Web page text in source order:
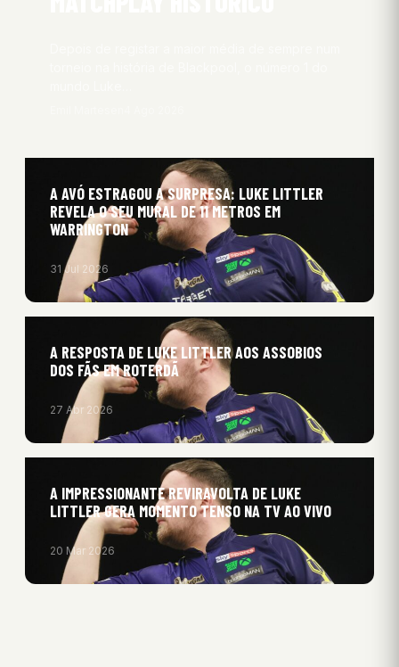
A AVÓ ESTRAGOU A SURPRESA: LUKE LITTLER
REVELA O SEU MURAL DE 11 METROS EM
WARRINGTON
31 Jul 2026
A RESPOSTA DE LUKE LITTLER AOS ASSOBIOS
DOS FÃS EM ROTERDÃ
27 Abr 2026
A IMPRESSIONANTE REVIRAVOLTA DE LUKE
LITTLER GERA MOMENTO TENSO NA TV AO VIVO
20 Mar 2026